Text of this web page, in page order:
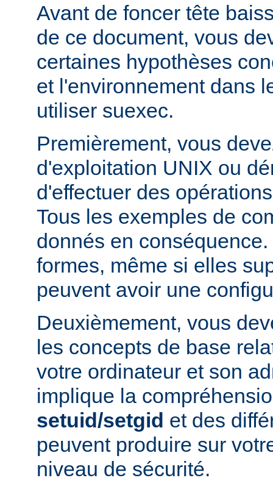
Avant de foncer tête
de ce document, vous
certaines hypothèses
et l'environnement dans
utiliser suexec.
Premièrement, vous
d'exploitation UNIX ou
d'effectuer des
Tous les exemples de
donnés en
formes, même si elles
peuvent avoir une
Deuxièmement, vous
les concepts de base
votre ordinateur et son
implique la
setuid/setgid et des
peuvent produire sur
niveau de sécurité.